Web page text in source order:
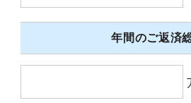
年間のご返済